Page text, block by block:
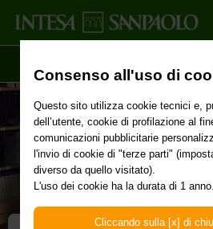
Consenso all'uso di
Questo sito utilizza cookie tecnici e,
dell’utente, cookie di profilazione al
comunicazioni pubblicitarie
l'invio di cookie di "terze parti"
diverso da quello visitato).
L'uso dei cookie ha la durata di 1 anno.
Cliccando sulla [x] di